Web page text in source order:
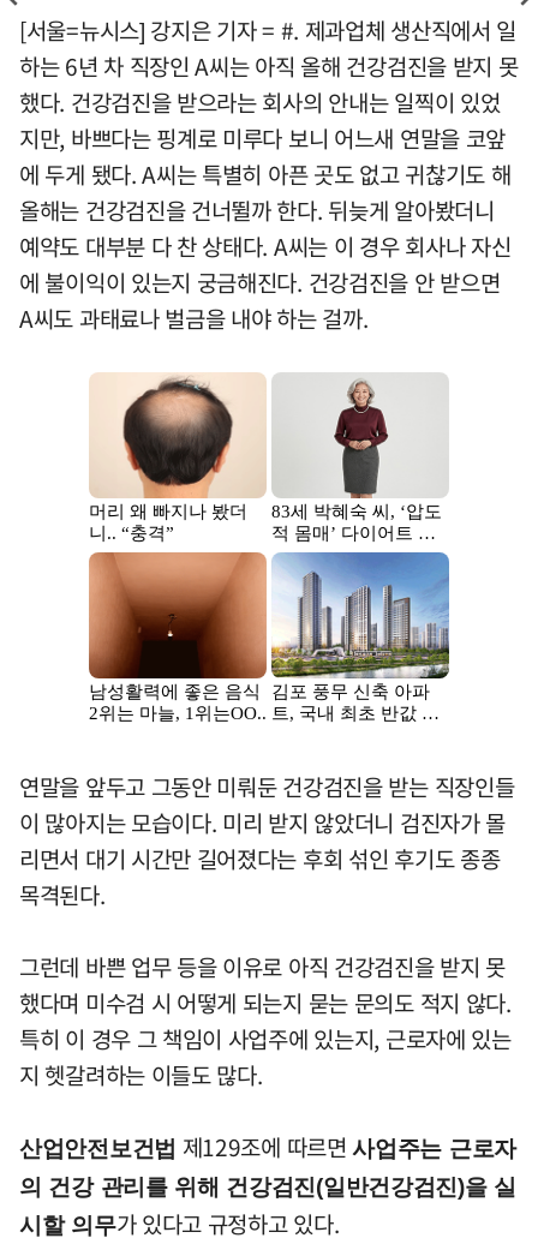
[서울=뉴시스] 강지은 기자 = #. 제과업체 생산직에서 일
하는 6년 차 직장인 A씨는 아직 올해 건강검진을 받지 못
했다. 건강검진을 받으라는 회사의 안내는 일찍이 있었
지만, 바쁘다는 핑계로 미루다 보니 어느새 연말을 코앞
에 두게 됐다. A씨는 특별히 아픈 곳도 없고 귀찮기도 해
올해는 건강검진을 건너뛸까 한다. 뒤늦게 알아봤더니
예약도 대부분 다 찬 상태다. A씨는 이 경우 회사나 자신
에 불이익이 있는지 궁금해진다. 건강검진을 안 받으면
A씨도 과태료나 벌금을 내야 하는 걸까.
연말을 앞두고 그동안 미뤄둔 건강검진을 받는 직장인들
이 많아지는 모습이다. 미리 받지 않았더니 검진자가 몰
리면서 대기 시간만 길어졌다는 후회 섞인 후기도 종종
목격된다.
그런데 바쁜 업무 등을 이유로 아직 건강검진을 받지 못
했다며 미수검 시 어떻게 되는지 묻는 문의도 적지 않다.
특히 이 경우 그 책임이 사업주에 있는지, 근로자에 있는
지 헷갈려하는 이들도 많다.
산업안전보건법 제129조에 따르면사업주는 근로자
의 건강 관리를 위해 건강검진(일반건강검진)을 실
시할 의무가 있다고 규정하고 있다.